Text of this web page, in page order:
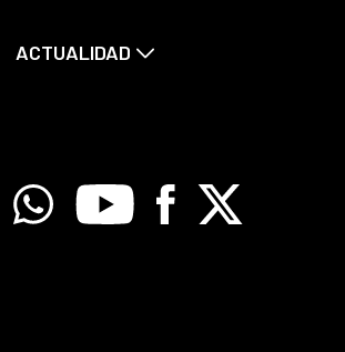
ACTUALIDAD
WhatsappYoutube Facebook
X